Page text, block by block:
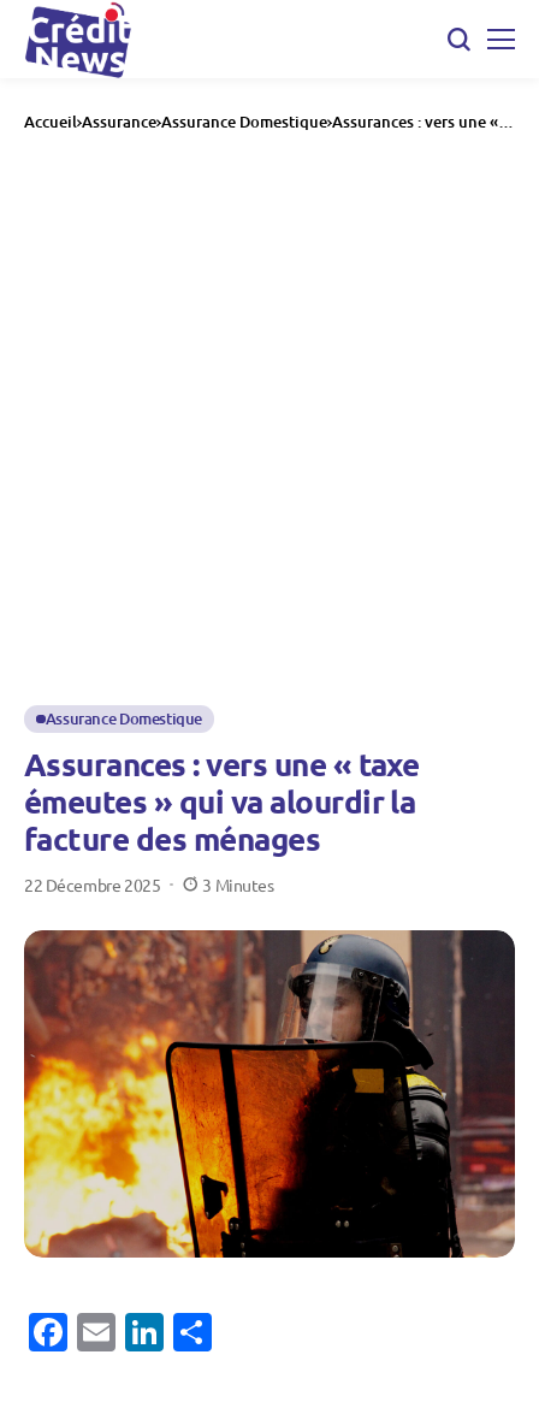
Accueil Assurance Assurance Domestique Assurances : vers une «
Assurance Domestique
Assurances : vers une « taxe
émeutes » qui va alourdir la
facture des ménages
22 Décembre 2025 3 Minutes
Facebook
EmailLinkedIn